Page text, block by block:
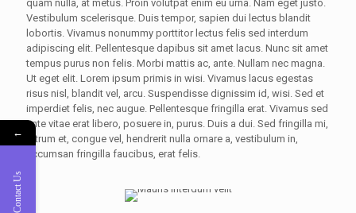
quam nulla, at metus. Proin volutpat enim eu urna. Nam eget justo.
Vestibulum scelerisque. Duis tempor, sapien dui lectus blandit
lobortis. Vivamus nonummy porttitor lectus felis sed interdum
adipiscing elit. Pellentesque dapibus sit amet lacus. Nunc sit amet
tempus purus non felis. Morbi mattis ac, ante. Nullam nec magna.
Ut eget elit. Lorem ipsum primis in wisi. Vivamus lacus egestas
risus nisl, blandit vel, arcu. Suspendisse dignissim id, wisi. Sed et
imperdiet felis, nec augue. Pellentesque fringilla erat. Vivamus sed
ante vitae erat libero, posuere in, purus. Duis a dui. Sed fringilla mi,
rutrum et, congue vel, hendrerit nulla ornare a, vestibulum in,
accumsan fringilla faucibus, erat felis.
←
Contact Us